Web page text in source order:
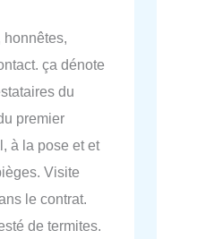
honnêtes,
ça dénote
du
premier
à la pose et et
Visite
le contrat.
de termites.